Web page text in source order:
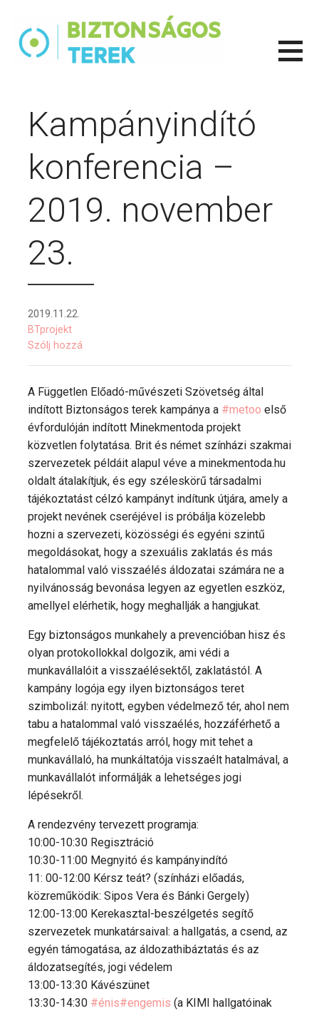
tartalomhoz
Kampányindító
konferencia –
2019. november
23.
2019.11.22.
BTprojekt
Szólj hozzá
A Független Előadó-művészeti Szövetség által
indított Biztonságos terek kampánya a #metoo első
évfordulóján indított Minekmentoda projekt
közvetlen folytatása. Brit és német színházi szakmai
szervezetek példáit alapul véve a minekmentoda.hu
oldalt átalakítjuk, és egy széleskörű társadalmi
tájékoztatást célzó kampányt indítunk útjára, amely a
projekt nevének cseréjével is próbálja közelebb
hozni a szervezeti, közösségi és egyéni szintű
megoldásokat, hogy a szexuális zaklatás és más
hatalommal való visszaélés áldozatai számára ne a
nyilvánosság bevonása legyen az egyetlen eszköz,
amellyel elérhetik, hogy meghallják a hangjukat.
Egy biztonságos munkahely a prevencióban hisz és
olyan protokollokkal dolgozik, ami védi a
munkavállalóit a visszaélésektől, zaklatástól. A
kampány logója egy ilyen biztonságos teret
szimbolizál: nyitott, egyben védelmező tér, ahol nem
tabu a hatalommal való visszaélés, hozzáférhető a
megfelelő tájékoztatás arról, hogy mit tehet a
munkavállaló, ha munkáltatója visszaélt hatalmával, a
munkavállalót informálják a lehetséges jogi
lépésekről.
A rendezvény tervezett programja:
10:00-10:30 Regisztráció
10:30-11:00 Megnyitó és kampányindító
11: 00-12:00 Kérsz teát? (színházi előadás,
közreműködik: Sipos Vera és Bánki Gergely)
12:00-13:00 Kerekasztal-beszélgetés segítő
szervezetek munkatársaival: a hallgatás, a csend, az
egyén támogatása, az áldozathibáztatás és az
áldozatsegítés, jogi védelem
13:00-13:30 Kávészünet
13:30-14:30 #énis#engemis (a KIMI hallgatóinak